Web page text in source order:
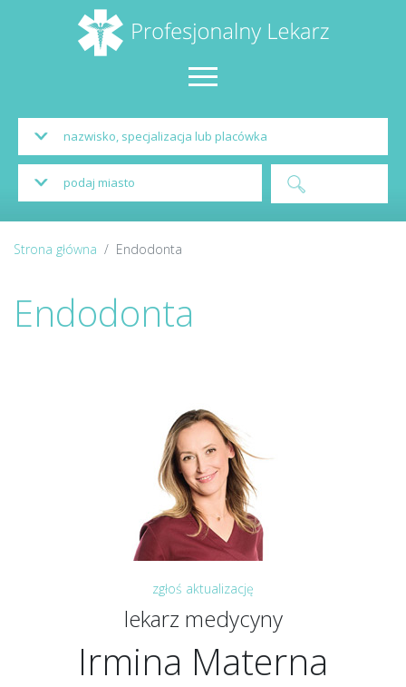
Strona główna Endodonta
Endodonta
zgłoś aktualizację
lekarz medycyny
Irmina Materna